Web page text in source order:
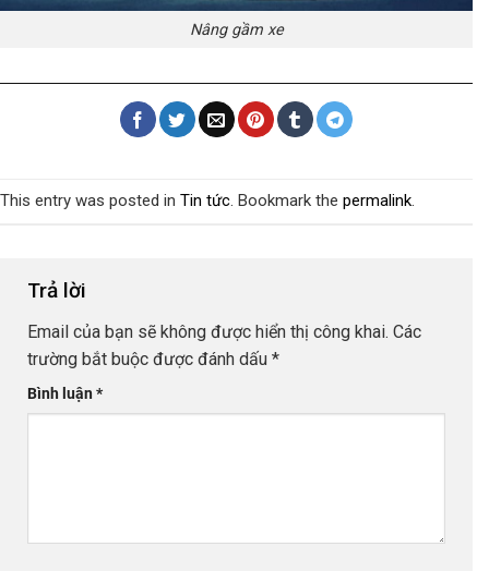
Nâng gầm xe
This entry was posted in Tin tức. Bookmark the permalink.
Trả lời
Email của bạn sẽ không được hiển thị công khai. Các
trường bắt buộc được đánh dấu *
Bình luận *